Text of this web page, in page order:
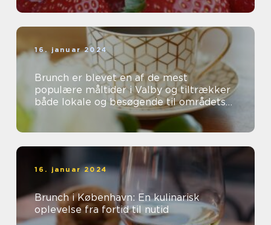
16. januar 2024
Brunch er blevet en af de mest
populære måltider i Valby og tiltrækker
både lokale og besøgende til områdets
mange charmerende caféer og
16. januar 2024
Brunch i København: En kulinarisk
oplevelse fra fortid til nutid